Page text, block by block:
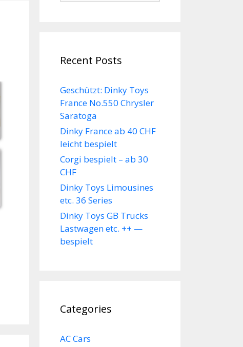
Recent Posts
Geschützt: Dinky Toys
France No.550 Chrysler
Saratoga
Dinky France ab 40 CHF
leicht bespielt
Corgi bespielt – ab 30
CHF
Dinky Toys Limousines
etc. 36 Series
Dinky Toys GB Trucks
Lastwagen etc. ++ —
bespielt
Categories
AC Cars